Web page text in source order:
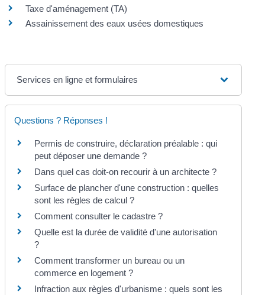
Taxe d'aménagement (TA)
Assainissement des eaux usées domestiques
Services en ligne et formulaires
Questions ? Réponses !
Permis de construire, déclaration préalable : qui
peut déposer une demande ?
Dans quel cas doit-on recourir à un architecte ?
Surface de plancher d'une construction : quelles
sont les règles de calcul ?
Comment consulter le cadastre ?
Quelle est la durée de validité d'une autorisation
?
Comment transformer un bureau ou un
commerce en logement ?
Infraction aux règles d'urbanisme : quels sont les